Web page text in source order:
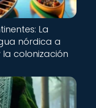
La
nórdica a
colonización